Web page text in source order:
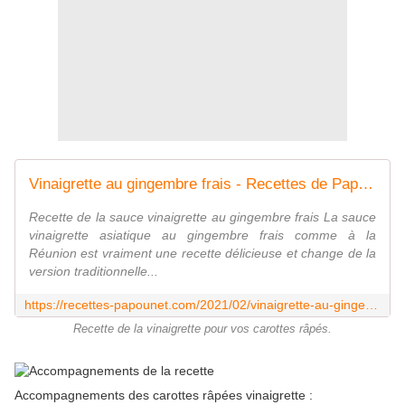
Vinaigrette au gingembre frais - Recettes de Papounet
Recette de la sauce vinaigrette au gingembre frais La sauce
vinaigrette asiatique au gingembre frais comme à la
Réunion est vraiment une recette délicieuse et change de la
version traditionnelle...
Recette de la vinaigrette pour vos carottes râpés.
Accompagnements des carottes râpées vinaigrette :